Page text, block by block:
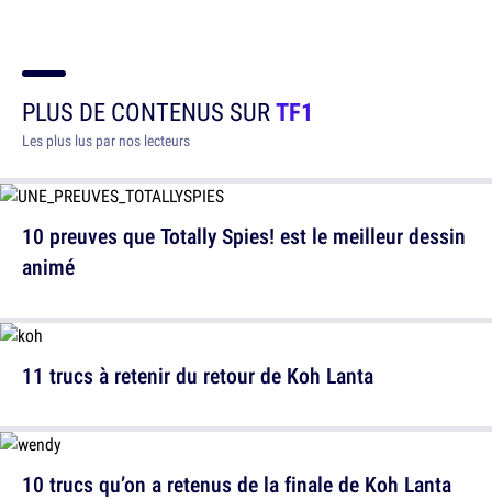
PLUS DE CONTENUS SURTF1
Les plus lus par nos lecteurs
10 preuves que Totally Spies! est le meilleur dessin
animé
10 trucs qu’on a retenus de la finale de Koh Lanta
11 trucs à retenir du retour de Koh Lanta